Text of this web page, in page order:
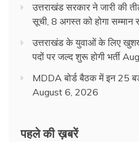
उत्तराखंड सरकार ने जारी की
सूची, 8 अगस्त को होगा सम्मान
उत्तराखंड के युवाओं के लिए
पदों पर जल्द शुरू होगी भर्ती
MDDA बोर्ड बैठक में इन 25
August 6, 2026
पहले की ख़बरें